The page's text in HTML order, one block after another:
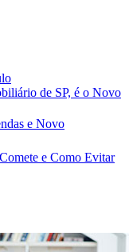
de SP, é o Novo
e Novo
e Como Evitar